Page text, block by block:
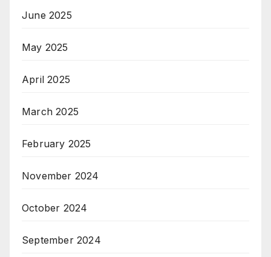
June 2025
May 2025
April 2025
March 2025
February 2025
November 2024
October 2024
September 2024